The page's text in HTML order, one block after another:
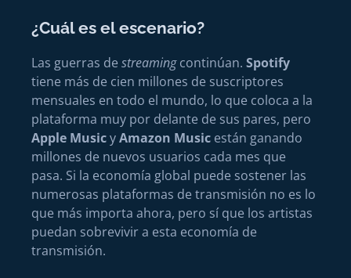
¿Cuál es el escenario?
Las guerras de streamingcontinúan. Spotify
tiene más de cien millones de suscriptores
mensuales en todo el mundo, lo que coloca a la
plataforma muy por delante de sus pares, pero
Apple MusicyAmazon Music están ganando
millones de nuevos usuarios cada mes que
pasa. Si la economía global puede sostener las
numerosas plataformas de transmisión no es lo
que más importa ahora, pero sí que los artistas
puedan sobrevivir a esta economía de
transmisión.